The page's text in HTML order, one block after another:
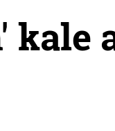
kale